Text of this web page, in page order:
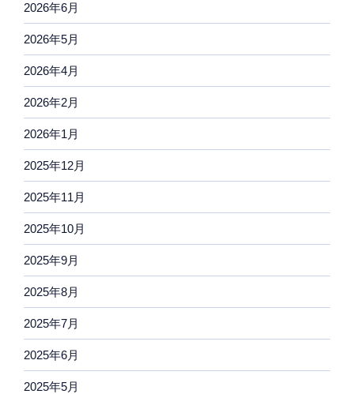
2026年6月
2026年5月
2026年4月
2026年2月
2026年1月
2025年12月
2025年11月
2025年10月
2025年9月
2025年8月
2025年7月
2025年6月
2025年5月